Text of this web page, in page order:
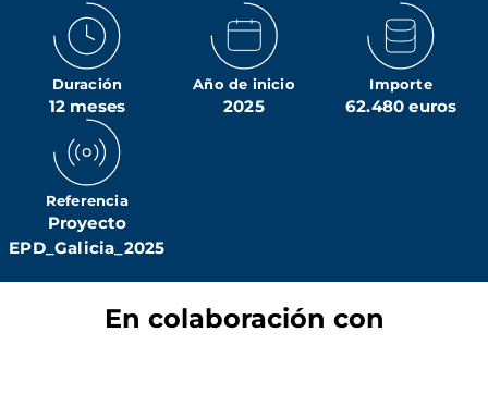
Duración
12 meses
Año de inicio
2025
Importe
62.480 euros
Referencia
Proyecto
EPD_Galicia_2025
En colaboración con